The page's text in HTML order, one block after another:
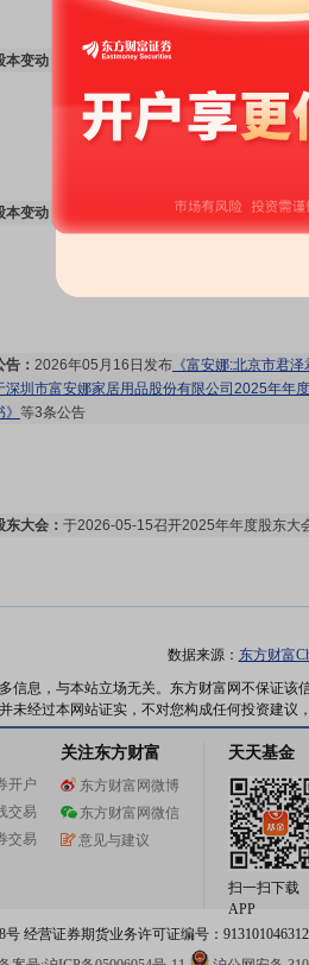
本变动： 2026年06月09日因回购原因发生股本
本变动： 2026年06月08日因高管股份变动原因
告： 2026年05月16日发布 《富安娜:北京市君
深圳市富安娜家居用品股份有限公司2025年年
等3条公告
东大会： 于2026-05-15召开2025年年度股东大
研报： 2026年04月28日发布
《富安娜：2025年呈
呈现改善迹象》研报
构调研：2026年04月27日披露公司于2026年04
数据来源： 东方财富
信息，与本站立场无关。东方财富网不保证
经过本网站证实，不对您构成任何投资建议
开户
交易
交易
关注东方财富
东方财富网微博
东方财富网微信
意见与建议
天天基金
扫一扫下载
APP
经营证券期货业务许可证编号：